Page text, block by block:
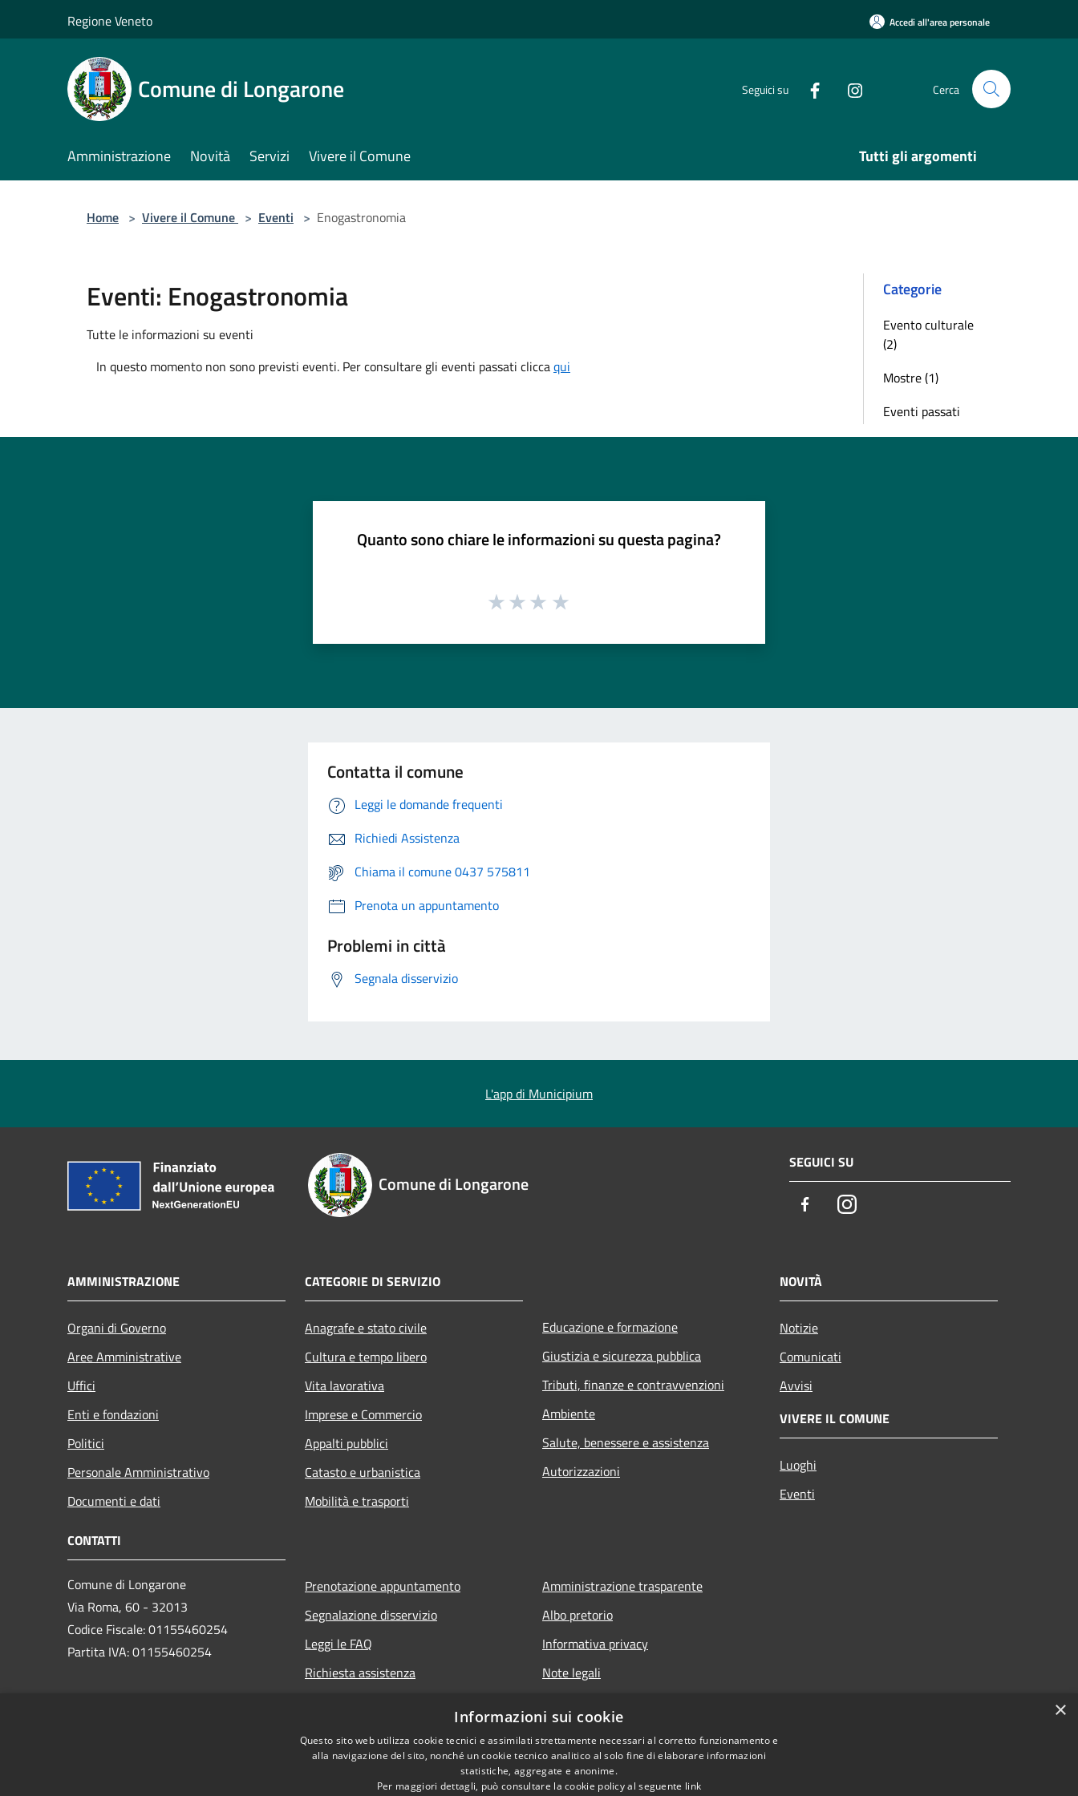
Regione Veneto Accedi all'area personale
Comune di Longarone Seguici su Cerca
Amministrazione Novità Servizi Vivere il Comune Tutti gli argomenti
Home > Vivere il Comune > Eventi > Enogastronomia
Eventi: Enogastronomia
Tutte le informazioni su eventi
In questo momento non sono previsti eventi. Per consultare gli eventi passati cliccaqui
Categorie
Evento culturale
(2)
Mostre (1)
Eventi passati
Quanto sono chiare le informazioni su questa pagina?
Contatta il comune
Leggi le domande frequenti
Richiedi Assistenza
Chiama il comune 0437 575811
Prenota un appuntamento
Problemi in città
Segnala disservizio
L'app di Municipium
Comune di Longarone
SEGUICI SU
FacebookInstagram
AMMINISTRAZIONE
Organi di Governo
Aree Amministrative
Uffici
Enti e fondazioni
Politici
Personale Amministrativo
Documenti e dati
CATEGORIE DI SERVIZIO
Anagrafe e stato civile
Cultura e tempo libero
Vita lavorativa
Imprese e Commercio
Appalti pubblici
Catasto e urbanistica
Mobilità e trasporti
Educazione e formazione
Giustizia e sicurezza pubblica
Tributi, finanze e contravvenzioni
Ambiente
Salute, benessere e assistenza
Autorizzazioni
NOVITÀ
Notizie
Comunicati
Avvisi
VIVERE IL COMUNE
Luoghi
Eventi
CONTATTI
Comune di Longarone
Via Roma, 60 - 32013
Codice Fiscale: 01155460254
Partita IVA: 01155460254
Prenotazione appuntamento
Segnalazione disservizio
Leggi le FAQ
Richiesta assistenza
Amministrazione trasparente
Albo pretorio
Informativa privacy
Note legali
×
Informazioni sui cookie
Questo sito web utilizza cookie tecnici e assimilati strettamente necessari al corretto funzionamento e
alla navigazione del sito, nonché un cookie tecnico analitico al solo fine di elaborare informazioni
statistiche, aggregate e anonime.
Per maggiori dettagli, può consultare la cookie policy al seguente link